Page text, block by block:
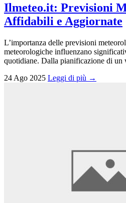
Ilmeteo.it: Previsioni
Affidabili e Aggiornate
L’importanza delle previsioni
meteorologiche influenzano
quotidiane. Dalla pianificazione di un
24 Ago 2025 Leggi di più →